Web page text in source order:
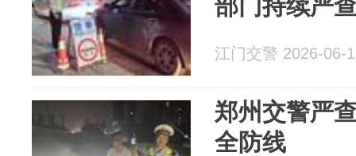
部门持续严
江门交警 2026-06-
郑州交警严
全防线